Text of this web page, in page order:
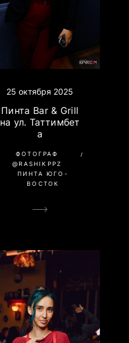
25 октября 2025
Пинта Bar & Grill
на ул. Таттимбет
а
ФОТОГРАФ
@RASHIKPPZ
ПИНТА ЮГО-
ВОСТОК